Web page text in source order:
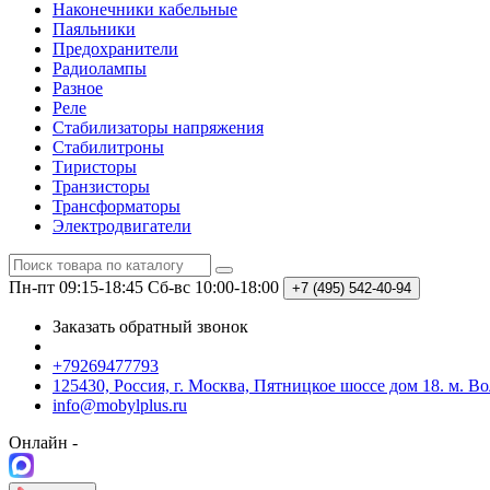
Наконечники кабельные
Паяльники
Предохранители
Радиолампы
Разное
Реле
Стабилизаторы напряжения
Стабилитроны
Тиристоры
Транзисторы
Трансформаторы
Электродвигатели
Пн-пт 09:15-18:45 Сб-вс 10:00-18:00 +7 (495) 542-40-94
Заказать обратный звонок
+79269477793
125430, Россия, г. Москва, Пятницкое шоссе дом 18. м.
info@mobylplus.ru
Онлайн -